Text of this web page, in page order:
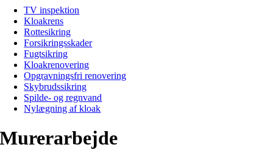
TV inspektion
Kloakrens
Rottesikring
Forsikringsskader
Fugtsikring
Kloakrenovering
Opgravningsfri renovering
Skybrudssikring
Spilde- og regnvand
Nylægning af kloak
Murerarbejde